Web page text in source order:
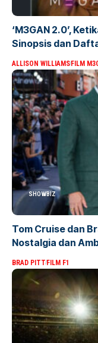
‘M3GAN 2.0’,
Sinopsis dan
ALLISON WILLIAMSFILM
SHOWBIZ
Tom Cruise dan
Nostalgia dan
BRAD PITTFILM F1